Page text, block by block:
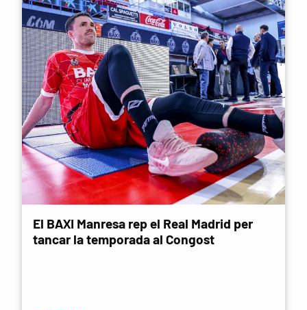
El BAXI Manresa rep el Real Madrid per
tancar la temporada al Congost